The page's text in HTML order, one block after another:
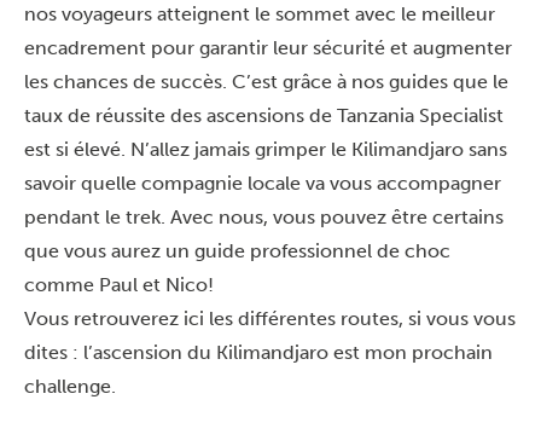
nos voyageurs atteignent le sommet avec le meilleur
encadrement pour garantir leur sécurité et augmenter
les chances de succès. C’est grâce à nos guides que le
taux de réussite des ascensions de Tanzania Specialist
est si élevé. N’allez jamais grimper le Kilimandjaro sans
savoir quelle compagnie locale va vous accompagner
pendant le trek. Avec nous, vous pouvez être certains
que vous aurez un guide professionnel de choc
comme Paul et Nico!
Vous retrouverez ici les différentes routes, si vous vous
dites : l’ascension du Kilimandjaro est mon prochain
challenge.